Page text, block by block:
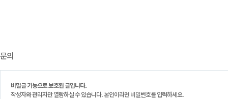
문의
비밀글 기능으로 보호된 글입니다.
작성자와 관리자만 열람하실 수 있습니다. 본인이라면 비밀번호를 입력하세요.